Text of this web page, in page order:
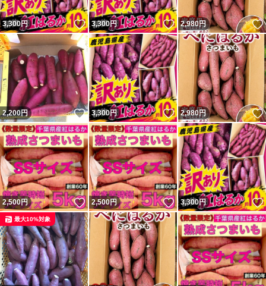
3,300円 いいね！
3,300円 いいね！
2,980円
2,200円 いいね！
3,300円 いいね！
2,980円
2,500円 いいね！
2,500円 いいね！
3,300円
最大10%対象